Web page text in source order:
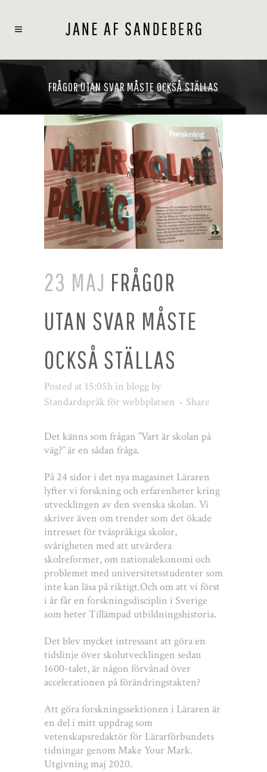
FRÅGOR UTAN SVAR MÅSTE OCKSÅ STÄLLAS
23 MAJ FRÅGOR
UTAN SVAR MÅSTE
OCKSÅ STÄLLAS
Posted at 15:05h in bloggby
Standardspråk för webbplatsen
Share
Det känns som frågan ”Vart är skolan på
väg?” är en sådan fråga.
På 24 sidor i det nya magasinet Läraren
lyfter vi forskning och erfarenheter kring
utvecklingen av den svenska skolan. Vi
skriver även om trender som det ökade
intresset för tvåspråkiga skolor,
svårigheten med att utvärdera
skolreformer, om nationalekonomi och
problemet med universitetsstudenter som
inte kan läsa på riktigt.Och om att vi först
i år får en forskningsdisciplin i Sverige
som heter Tillämpad utbildningshistoria.
Det blev mycket intressant att göra en
tidslinje över skolutvecklingen sedan
1600-talet, är någon förvånad över
accelerationen på förändringstakten?
Att göra forskningssektionen i Läraren är
en del i mitt uppdrag som
vetenskapsredaktör för Lärarförbundets
tidningar genom Make Your Mark.
Utgivning maj 2020.